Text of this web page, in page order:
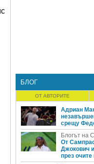
БЛОГ
ОТ АВТОРИТЕ
Адриан
срещу
Блогът на
От
Джокович
през